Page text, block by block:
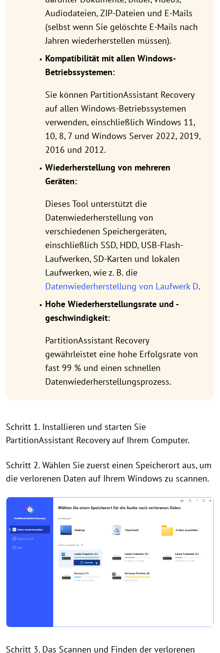
Audiodateien, ZIP-Dateien und E-Mails
(selbst wenn Sie gelöschte E-Mails nach
Jahren wiederherstellen müssen).
Kompatibilität mit allen Windows-
Betriebssystemen:
Sie können PartitionAssistant Recovery
auf allen Windows-Betriebssystemen
verwenden, einschließlich Windows 11,
10, 8, 7 und Windows Server 2022, 2019,
2016 und 2012.
Wiederherstellung von mehreren
Geräten:
Dieses Tool unterstützt die
Datenwiederherstellung von
verschiedenen Speichergeräten,
einschließlich SSD, HDD, USB-Flash-
Laufwerken, SD-Karten und lokalen
Laufwerken, wie z. B. die
Datenwiederherstellung von Laufwerk D.
Hohe Wiederherstellungsrate und -
geschwindigkeit:
PartitionAssistant Recovery
gewährleistet eine hohe Erfolgsrate von
fast 99 % und einen schnellen
Datenwiederherstellungsprozess.
Schritt 1. Installieren und starten Sie
PartitionAssistant Recovery auf Ihrem Computer.
Schritt 2. Wählen Sie zuerst einen Speicherort aus, um
die verlorenen Daten auf Ihrem Windows zu scannen.
Schritt 3. Das Scannen und Finden der verlorenen